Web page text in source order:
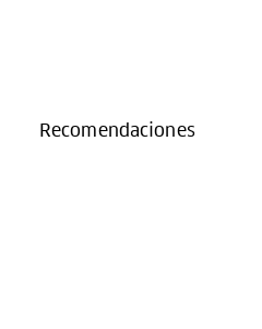
Recomendaciones